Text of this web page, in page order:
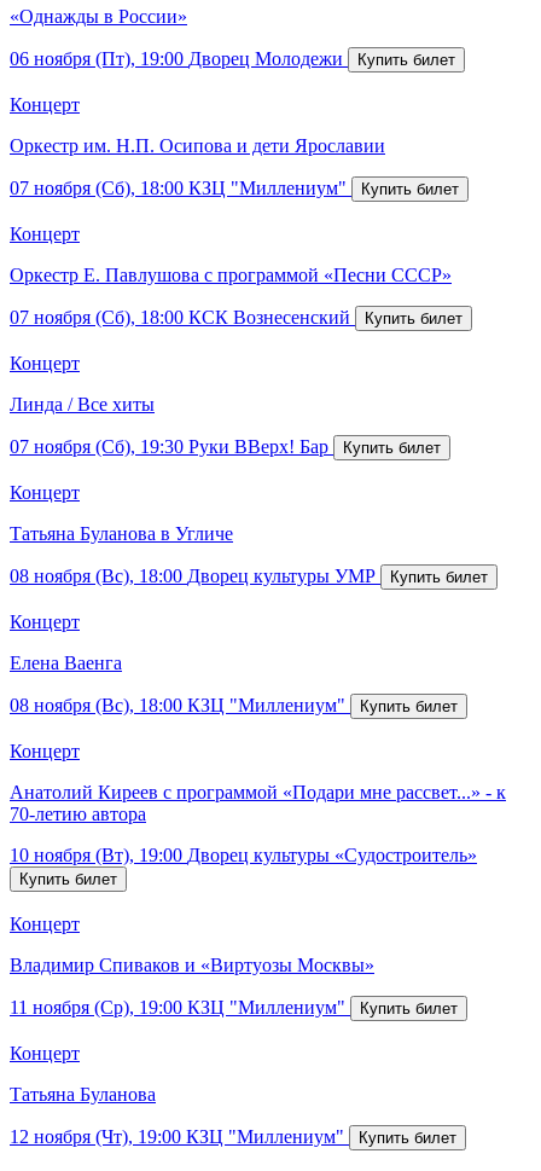
«Однажды в России»
06 ноября (Пт), 19:00 Дворец Молодежи
Концерт
Оркестр им. Н.П. Осипова и дети Ярославии
07 ноября (Сб), 18:00 КЗЦ "Миллениум"
Концерт
Оркестр Е. Павлушова с программой «Песни СССР»
07 ноября (Сб), 18:00 КСК Вознесенский
Концерт
Линда / Все хиты
07 ноября (Сб), 19:30 Руки ВВерх! Бар
Концерт
Татьяна Буланова в Угличе
08 ноября (Вс), 18:00 Дворец культуры УМР
Концерт
Елена Ваенга
08 ноября (Вс), 18:00 КЗЦ "Миллениум"
Концерт
Анатолий Киреев с программой «Подари мне рассвет...» - к
70-летию автора
10 ноября (Вт), 19:00 Дворец культуры «Судостроитель»
Концерт
Владимир Спиваков и «Виртуозы Москвы»
11 ноября (Ср), 19:00 КЗЦ "Миллениум"
Концерт
Татьяна Буланова
12 ноября (Чт), 19:00 КЗЦ "Миллениум"